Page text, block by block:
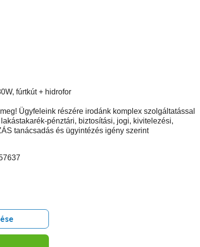
fúrtkút + hidrofor
Ügyfeleink részére irodánk komplex szolgáltatással
pénztári, biztosítási, jogi, kivitelezési,
tanácsadás és ügyintézés igény szerint